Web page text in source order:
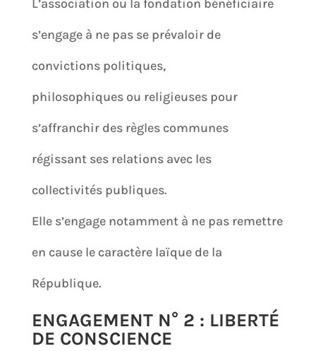
L’association ou la fondation bénéficiaire
s’engage à ne pas se prévaloir de
convictions politiques,
philosophiques ou religieuses pour
s’affranchir des règles communes
régissant ses relations avec les
collectivités publiques.
Elle s’engage notamment à ne pas remettre
en cause le caractère laïque de la
République.
ENGAGEMENT N° 2 : LIBERTÉ
DE CONSCIENCE